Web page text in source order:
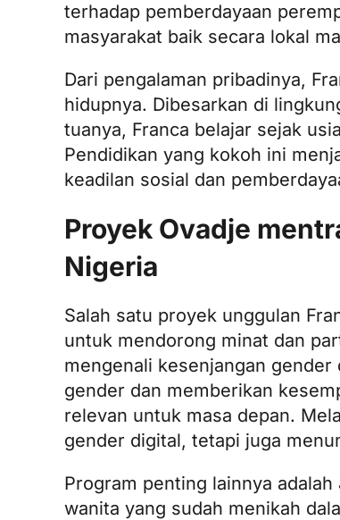
terhadap pemberdayaan
masyarakat baik secara lokal
Dari pengalaman pribadinya,
hidupnya. Dibesarkan di
tuanya, Franca belajar sejak
Pendidikan yang kokoh ini
keadilan sosial dan
Proyek Ovadje
Nigeria
Salah satu proyek unggulan
untuk mendorong minat dan
mengenali kesenjangan
gender dan memberikan
relevan untuk masa depan.
gender digital, tetapi juga
Program penting lainnya adalah
wanita yang sudah menikah